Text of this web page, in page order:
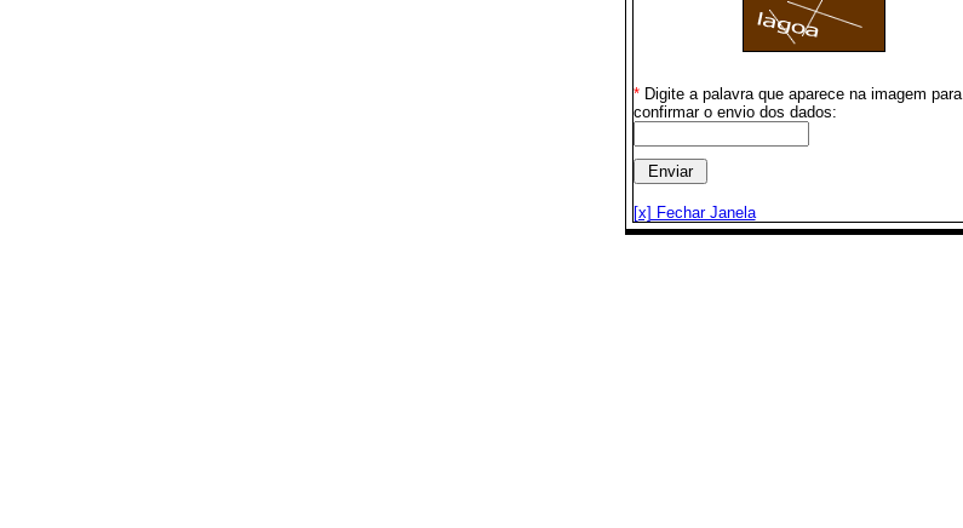
*Digite a palavra que aparece na imagem para
confirmar o envio dos dados:
[x] Fechar Janela